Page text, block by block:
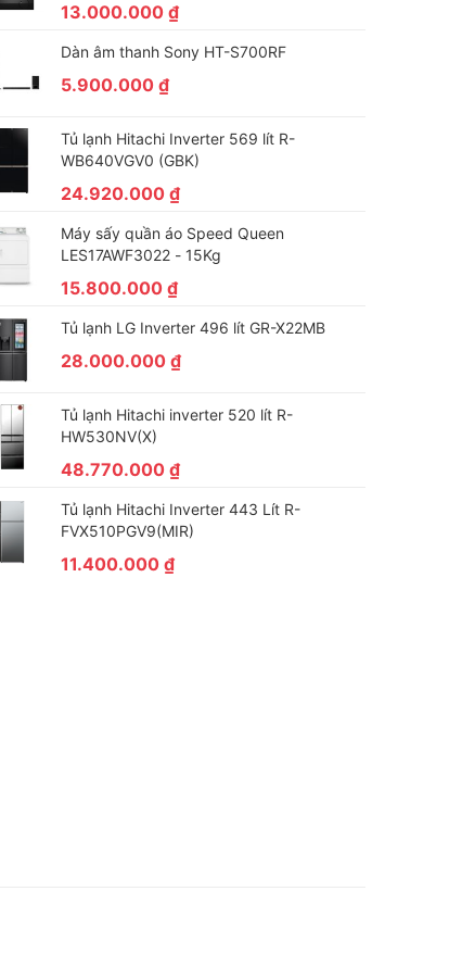
13.000.000₫
Dàn âm thanh Sony HT-S700RF
5.900.000₫
Tủ lạnh Hitachi Inverter 569 lít R-
WB640VGV0 (GBK)
24.920.000₫
Máy sấy quần áo Speed Queen
LES17AWF3022 - 15Kg
15.800.000₫
Tủ lạnh LG Inverter 496 lít GR-X22MB
28.000.000₫
Tủ lạnh Hitachi inverter 520 lít R-
HW530NV(X)
48.770.000₫
Tủ lạnh Hitachi Inverter 443 Lít R-
FVX510PGV9(MIR)
11.400.000₫